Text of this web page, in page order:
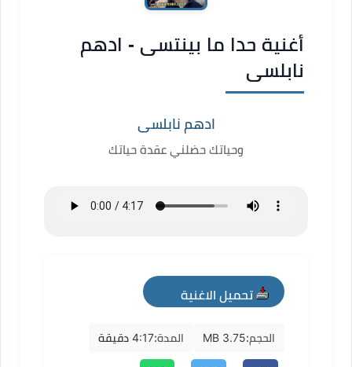
أغنية حدا ما بينتسى - ادهم
نابلسى
ادهم نابلسى
وحياتك حضلني عقدة حياتك
تحميل الاغنية
mp3
الحجم:3.75 MB المدة:4:17 دقيقة